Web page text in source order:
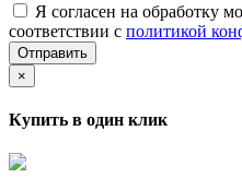
Я согласен на обработку
соответствии с политикой
Отправить
×
Купить в один клик